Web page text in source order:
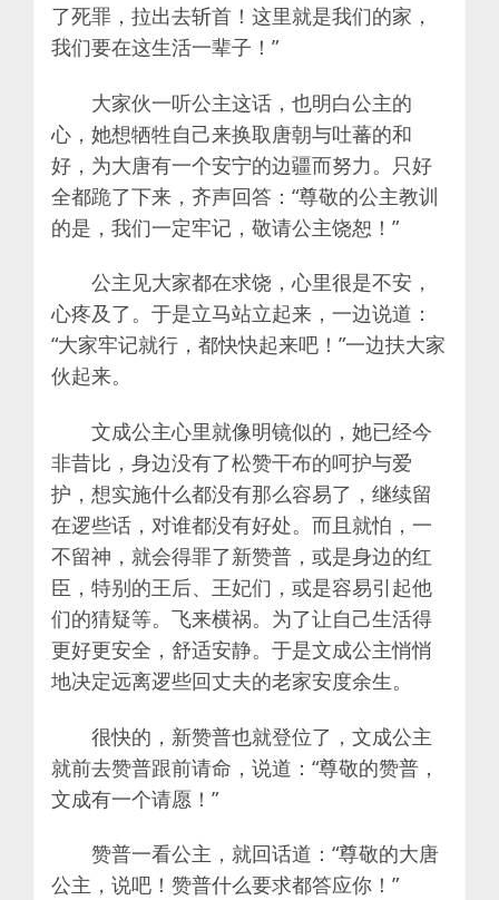
了死罪，拉出去斩首！这里就是我们的家，
我们要在这生活一辈子！”
大家伙一听公主这话，也明白公主的
心，她想牺牲自己来换取唐朝与吐蕃的和
好，为大唐有一个安宁的边疆而努力。只好
全都跪了下来，齐声回答：“尊敬的公主教训
的是，我们一定牢记，敬请公主饶恕！”
公主见大家都在求饶，心里很是不安，
心疼及了。于是立马站立起来，一边说道：
“大家牢记就行，都快快起来吧！”一边扶大家
伙起来。
文成公主心里就像明镜似的，她已经今
非昔比，身边没有了松赞干布的呵护与爱
护，想实施什么都没有那么容易了，继续留
在逻些话，对谁都没有好处。而且就怕，一
不留神，就会得罪了新赞普，或是身边的红
臣，特别的王后、王妃们，或是容易引起他
们的猜疑等。飞来横祸。为了让自己生活得
更好更安全，舒适安静。于是文成公主悄悄
地决定远离逻些回丈夫的老家安度余生。
很快的，新赞普也就登位了，文成公主
就前去赞普跟前请命，说道：“尊敬的赞普，
文成有一个请愿！”
赞普一看公主，就回话道：“尊敬的大唐
公主，说吧！赞普什么要求都答应你！”